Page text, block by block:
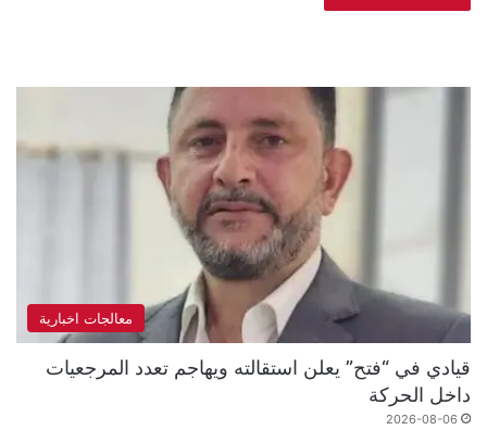
معالجات اخبارية
قيادي في “فتح” يعلن استقالته ويهاجم تعدد المرجعيات
داخل الحركة
2026-08-06